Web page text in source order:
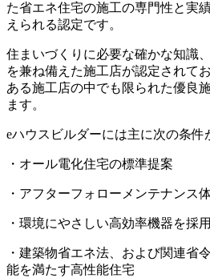
た省エネ住宅の施工の専門性と実
えられる認定です。
住まいづくりに必要な確かな知識
を兼ね備えた施工店が認定されて
ある施工店の中でも限られた優良
ます。
eハウスビルダーには主に次の条件
・オール電化住宅の標準提案
・アフターフォローメンテナンス
・環境にやさしい高効率機器を採用
・建築物省エネ法、および関連省
能を満たす高性能住宅